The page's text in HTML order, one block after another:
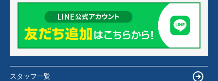
スタッフ一覧